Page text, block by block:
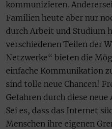
kommunizieren.
Familien heute aber nur
durch Arbeit und Studium
verschiedenen Teilen der
Netzwerke“ bieten die
einfache Kommunikation
sind tolle neue Chancen!
Gefahren durch diese
Sei es, dass das Internet
Menschen ihre eigenen